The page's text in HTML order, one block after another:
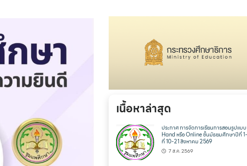
เนื้อหาล่าสุด
ประกาศ การจัดการเรียนการสอนรูปแบ
Hand หรือ Online ชั้นมัธยมศึกษาปีที่
ที่ 10-21 สิงหาคม 2569
7 ส.ค. 2569